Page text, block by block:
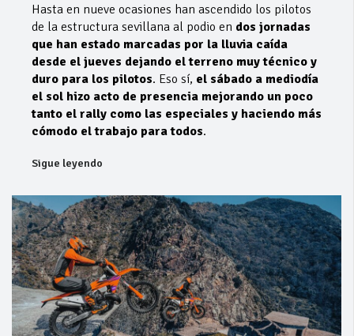
Hasta en nueve ocasiones han ascendido los pilotos
de la estructura sevillana al podio en dos jornadas
que han estado marcadas por la lluvia caída
desde el jueves dejando el terreno muy técnico y
duro para los pilotos. Eso sí, el sábado a mediodía
el sol hizo acto de presencia mejorando un poco
tanto el rally como las especiales y haciendo más
cómodo el trabajo para todos.
Sigue leyendo